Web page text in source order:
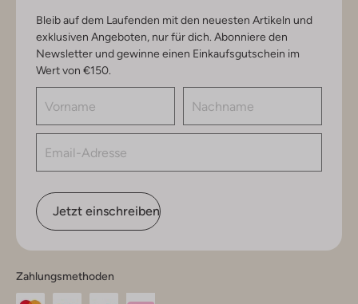
Bleib auf dem Laufenden mit den neuesten Artikeln und
exklusiven Angeboten, nur für dich. Abonniere den
Newsletter und gewinne einen Einkaufsgutschein im
Wert von €150.
Jetzt einschreiben
Zahlungsmethoden